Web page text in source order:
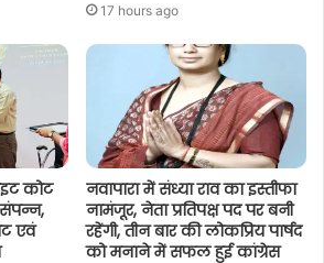
17 hours ago
कोट
एवं
नवापारा में संध्या राव का इस्तीफा
नामंजूर, नेता प्रतिपक्ष पद पर बनी
रहेंगी, तीन बार की लोकप्रिय पार्षद
को मनाने में सफल हुई कांग्रेस